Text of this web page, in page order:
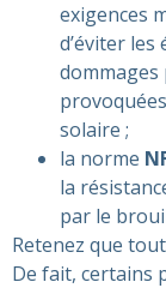
exigences
d’éviter
dommages
solaire ;
la norme
la
par le
Retenez que
De fait, certains